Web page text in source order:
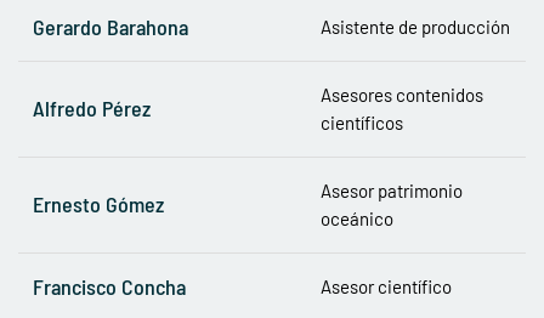
Gerardo Barahona Asistente de producción
Alfredo Pérez
Asesores contenidos
científicos
Ernesto Gómez
Asesor patrimonio
oceánico
Francisco Concha Asesor científico